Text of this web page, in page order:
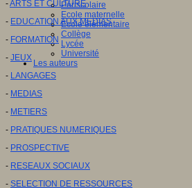
Périscolaire
Ecole maternelle
Ecole élémentaire
Collège
Lycée
Université
Les auteurs
-ARTS ET CULTURE
- EDUCATION AUX MEDIAS
- FORMATION
- JEUX
- LANGAGES
- MEDIAS
- METIERS
- PRATIQUES NUMERIQUES
- PROSPECTIVE
- RESEAUX SOCIAUX
- SELECTION DE RESSOURCES